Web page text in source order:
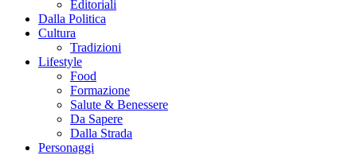
Editoriali
Dalla Politica
Cultura
Tradizioni
Lifestyle
Food
Formazione
Salute & Benessere
Da Sapere
Dalla Strada
Personaggi